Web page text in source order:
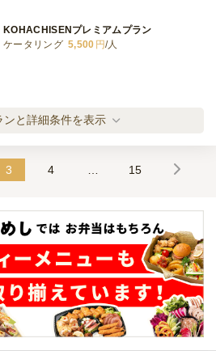
KOHACHISENプレミアムプラン
ケータリング 5,500 円/人
KOHACHISENスタンダードプラン
ケータリング 3,500円/人
ケータリング 3,300円/人
KOHACHISENフィンガーフードプラン
ケータリング
2,400 円/人
ンと詳細条件を表示
3 4 15